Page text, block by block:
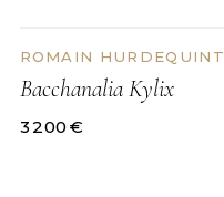
ROMAIN HURDEQUINT
Bacchanalia Kylix
3 200€